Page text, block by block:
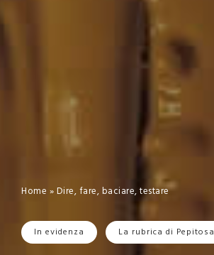
Home »Dire, fare, baciare, testare
In evidenza La rubrica di Pepitosa